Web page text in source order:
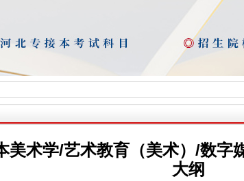
美术学/艺术教育（美术）/数字
大纲